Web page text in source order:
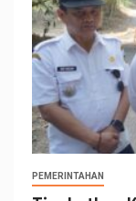
PEMERINTAHAN